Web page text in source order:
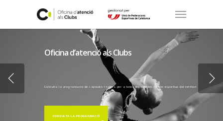
Oficina d’atenció als Clubs
Consulta la programació de càpsules i tallers per a totes les entitats i clubs esportius del territori
CONSULTA LA PROGRAMACIÓ